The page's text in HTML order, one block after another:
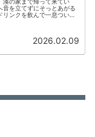
音を立てずにそっとあがる
リンクを飲んで一息つい
2026.02.09